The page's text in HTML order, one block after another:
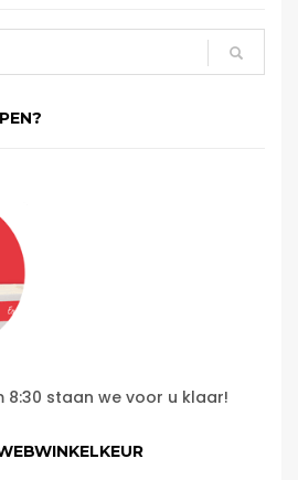
8:30 staan we voor u klaar!